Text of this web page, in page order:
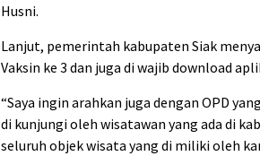
Husni.
Lanjut, pemerintah kabupaten Siak
Vaksin ke 3 dan juga di wajib download
“Saya ingin arahkan juga dengan OPD
di kunjungi oleh wisatawan yang ada di
seluruh objek wisata yang di miliki oleh